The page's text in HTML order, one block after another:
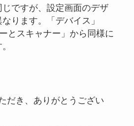
ですが、設定画面のデザ
ります。「デバイス」
とスキャナー」から同様に
だき、ありがとうござい